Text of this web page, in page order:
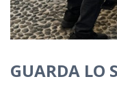
GUARDA LO